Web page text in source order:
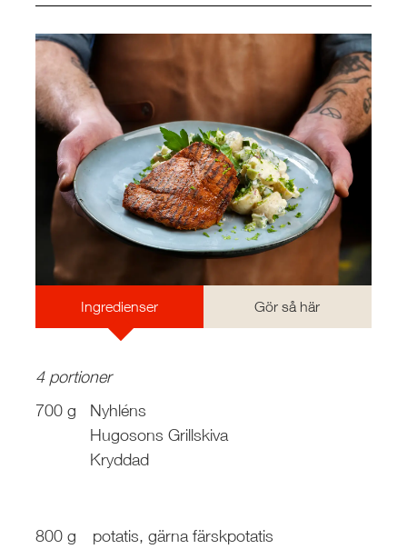
Ingredienser Gör så här
4 portioner
700 g
Nyhléns
Hugosons Grillskiva
Kryddad
800 g
potatis, gärna färskpotatis